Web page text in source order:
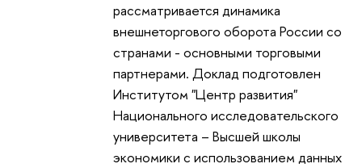
рассматривается динамика
внешнеторгового оборота России со
странами - основными торговыми
партнерами. Доклад подготовлен
Институтом "Центр развития"
Национального исследовательского
университета – Высшей школы
экономики с использованием данных